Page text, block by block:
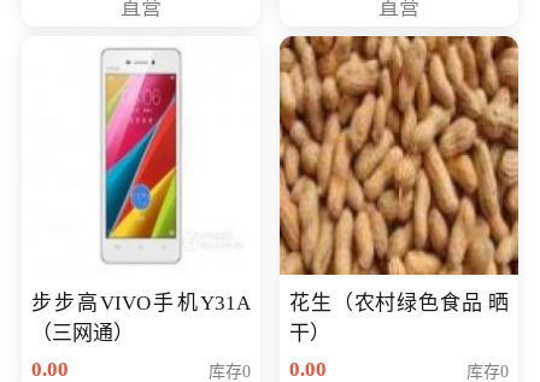
直营 直营
步步高VIVO手机Y31A
（三网通）
0.00
库存0
花生（农村绿色食品 晒
干）
0.00
库存0